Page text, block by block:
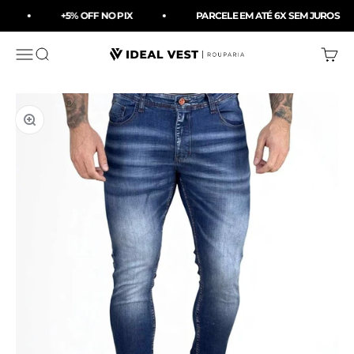
Pular para o conteúdo
+5% OFF NO PIX PARCELE EM ATÉ 6X SEM JUROS
MenuBuscar Ideal Vest Rouparia
Zoom na imagem